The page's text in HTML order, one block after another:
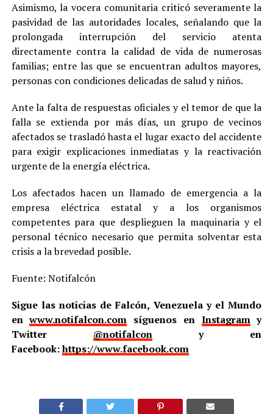
Asimismo, la vocera comunitaria criticó severamente la
pasividad de las autoridades locales, señalando que la
prolongada interrupción del servicio atenta
directamente contra la calidad de vida de numerosas
familias; entre las que se encuentran adultos mayores,
personas con condiciones delicadas de salud y niños.
Ante la falta de respuestas oficiales y el temor de que la
falla se extienda por más días, un grupo de vecinos
afectados se trasladó hasta el lugar exacto del accidente
para exigir explicaciones inmediatas y la reactivación
urgente de la energía eléctrica.
Los afectados hacen un llamado de emergencia a la
empresa eléctrica estatal y a los organismos
competentes para que desplieguen la maquinaria y el
personal técnico necesario que permita solventar esta
crisis a la brevedad posible.
Fuente: Notifalcón
Sigue las noticias de Falcón, Venezuela y el Mundo
enwww.notifalcon.com síguenos en Instagramy
Twitter @notifalcony en
Facebook:https://www.facebook.com